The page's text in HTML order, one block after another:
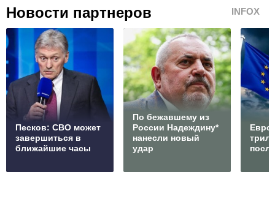
Новости партнеров INFOX
Песков: СВО может
завершиться в
ближайшие часы
По бежавшему из
России Надеждину*
нанесли новый
удар